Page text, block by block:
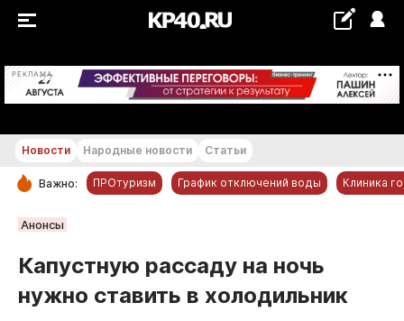
РЕКЛАМА +19...+20 °С
РУБРИКИ
Новости компаний
Статьи
Новости Народные новости Статьи
Важно: ПРОтуризм График отключений воды Клиника
Анонсы
Капустную рассаду на ночь
нужно ставить в холодильник